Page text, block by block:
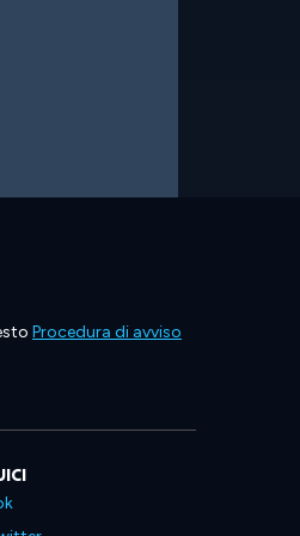
Procedura di avviso